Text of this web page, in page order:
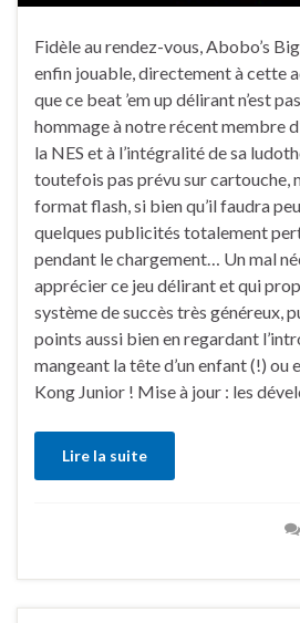
Fidèle au rendez-vous, Abobo’s
enfin jouable, directement à cette
que ce beat ’em up délirant n’est
hommage à notre récent membre
la NES et à l’intégralité de sa
toutefois pas prévu sur cartouche,
format flash, si bien qu’il faudra
quelques publicités totalement
pendant le chargement… Un mal
apprécier ce jeu délirant et qui
système de succès très généreux,
points aussi bien en regardant
mangeant la tête d’un enfant (!) ou
Kong Junior ! Mise à jour : les
Lire la suite